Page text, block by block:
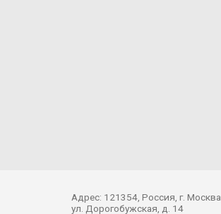
Адрес: 121354, Россия, г. Москва,
ул. Дорогобужская, д. 14